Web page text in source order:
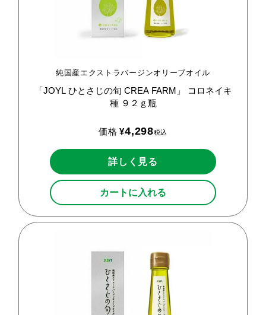
純国産エクストラバージンオリーブオイル
「JOYL ひとさじの旬 CREA FARM」
コロネイキ
種 ９２ｇ瓶
価格 ¥4,298税込
詳しく見る
カートに入れる